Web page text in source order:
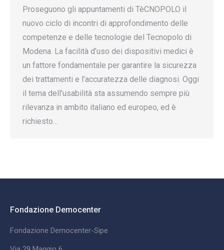
Proseguono gli appuntamenti di TèCNOPOLO il
nuovo ciclo di incontri di approfondimento delle
competenze e delle tecnologie del Tecnopolo di
Modena. La facilità d’uso dei dispositivi medici è
un fattore fondamentale per garantire la sicurezza
dei trattamenti e l’accuratezza delle diagnosi. Oggi
il tema dell’usabilità sta assumendo sempre più
rilevanza in ambito italiano ed europeo, ed è
richiesto…
Fondazione Democenter
Fondazione Democenter-Sipe